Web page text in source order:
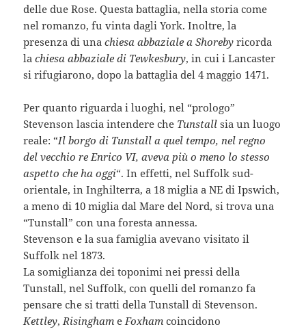
delle due Rose. Questa battaglia, nella storia come
nel romanzo, fu vinta dagli York. Inoltre, la
presenza di unachiesa abbaziale a Shoreby ricorda
lachiesa abbaziale di Tewkesbury, in cui i Lancaster
si rifugiarono, dopo la battaglia del 4 maggio 1471.
Per quanto riguarda i luoghi, nel “prologo”
Stevenson lascia intendere che Tunstallsia un luogo
reale: “Il borgo di Tunstall a quel tempo, nel regno
del vecchio re Enrico VI, aveva più o meno lo stesso
aspetto che ha oggi“. In effetti, nel Suffolk sud-
orientale, in Inghilterra, a 18 miglia a NE di Ipswich,
a meno di 10 miglia dal Mare del Nord, si trova una
“Tunstall” con una foresta annessa.
Stevenson e la sua famiglia avevano visitato il
Suffolk nel 1873.
La somiglianza dei toponimi nei pressi della
Tunstall, nel Suffolk, con quelli del romanzo fa
pensare che si tratti della Tunstall di Stevenson.
Kettley, Risinghame Foxhamcoincidono